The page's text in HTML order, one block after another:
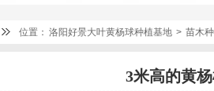
位置： 洛阳好景大叶黄杨球种植基地 > 苗木
3米高的黄